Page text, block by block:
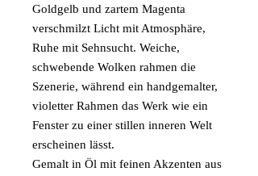
Goldgelb und zartem Magenta
verschmilzt Licht mit Atmosphäre,
Ruhe mit Sehnsucht. Weiche,
schwebende Wolken rahmen die
Szenerie, während ein handgemalter,
violetter Rahmen das Werk wie ein
Fenster zu einer stillen inneren Welt
erscheinen lässt.
Gemalt in Öl mit feinen Akzenten aus